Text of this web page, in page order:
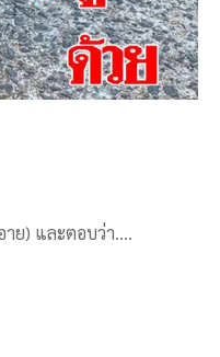
าย) และตอบว่า….